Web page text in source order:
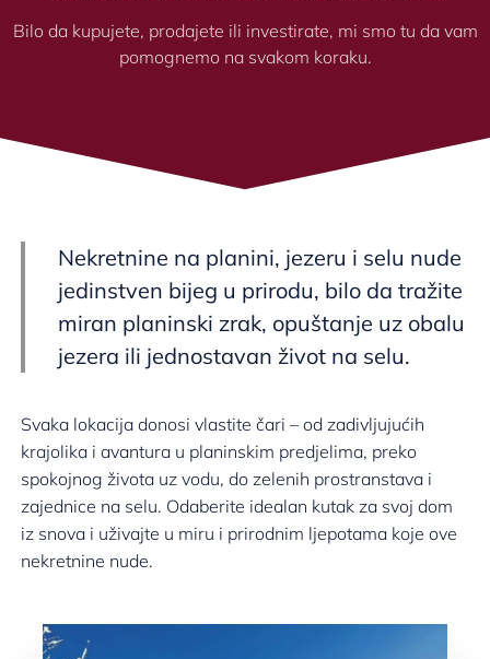
Bilo da kupujete, prodajete ili investirate, mi smo tu da vam
pomognemo na svakom koraku.
Nekretnine na planini, jezeru i selu nude
jedinstven bijeg u prirodu, bilo da tražite
miran planinski zrak, opuštanje uz obalu
jezera ili jednostavan život na selu.
Svaka lokacija donosi vlastite čari – od zadivljujućih
krajolika i avantura u planinskim predjelima, preko
spokojnog života uz vodu, do zelenih prostranstava i
zajednice na selu. Odaberite idealan kutak za svoj dom
iz snova i uživajte u miru i prirodnim ljepotama koje ove
nekretnine nude.